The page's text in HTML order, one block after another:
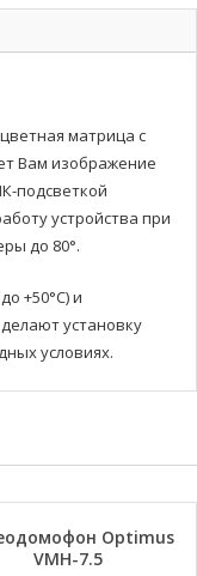
матрица с
Вам изображение
подсветкой
устройства при
до 80°.
+50°С) и
установку
условиях.
Optimus
VMH-7.5